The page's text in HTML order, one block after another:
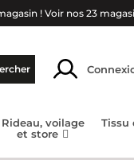
! Voir nos 23
Rideau, voilage
et store
Tissu